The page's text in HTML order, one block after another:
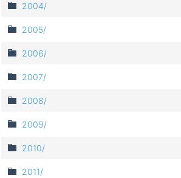
2004/
2005/
2006/
2007/
2008/
2009/
2010/
2011/